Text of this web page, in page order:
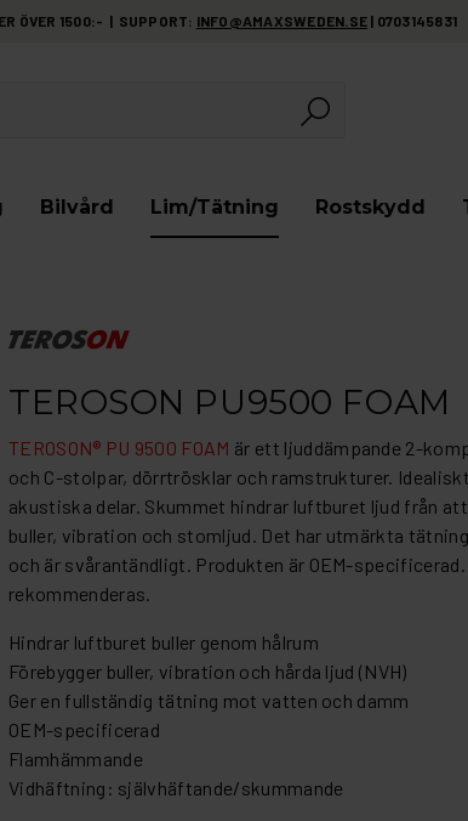
ÖVER 1500:- | SUPPORT: INFO@AMAXSWEDEN.SE | 0703145831
Bilvård Lim/Tätning Rostskydd
TEROSON PU9500 FOAM
TEROSON® PU 9500 FOAM är ett ljuddämpande 2-
och C-stolpar, dörrtrösklar och ramstrukturer.
akustiska delar. Skummet hindrar luftburet ljud från
buller, vibration och stomljud. Det har utmärkta
och är svårantändligt. Produkten är OEM-specificerad.
rekommenderas.
Hindrar luftburet buller genom hålrum
Förebygger buller, vibration och hårda ljud (NVH)
Ger en fullständig tätning mot vatten och damm
OEM-specificerad
Flamhämmande
Vidhäftning: självhäftande/skummande